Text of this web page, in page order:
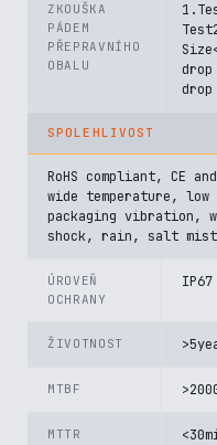
ZKOUŠKA
PÁDEM
PŘEPRAVNÍHO
OBALU
SPOLEHLIVOST
RoHS compliant, CE
wide temperature,
packaging vibration,
shock, rain, salt
ÚROVEŇ
OCHRANY
ŽIVOTNOST
MTBF
MTTR